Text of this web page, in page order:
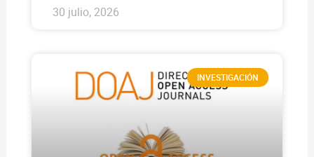
30 julio, 2026
INVESTIGACIÓN